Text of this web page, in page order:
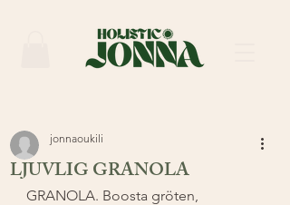
LJUVLIG GRANOLA
jonnaoukili
GRANOLA. Boosta gröten,